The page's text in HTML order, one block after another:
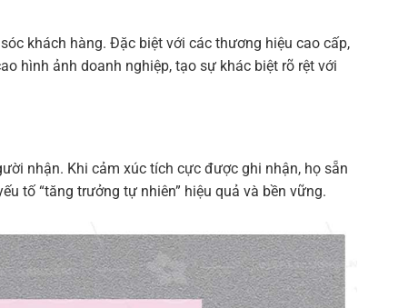
khách hàng. Đặc biệt với các thương hiệu cao cấp,
hình ảnh doanh nghiệp, tạo sự khác biệt rõ rệt với
nhận. Khi cảm xúc tích cực được ghi nhận, họ sẵn
tố “tăng trưởng tự nhiên” hiệu quả và bền vững.